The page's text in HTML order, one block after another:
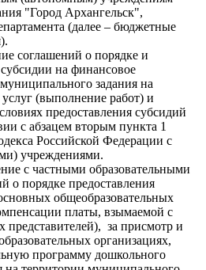
"Город Архангельск",
(далее – бюджетные
соглашений о порядке и
на финансовое
задания на
(выполнение работ) и
предоставления субсидий
с абзацем вторым пункта 1
Российской Федерации с
учреждениями.
с частными образовательными
о порядке предоставления
общеобразовательных
платы, взымаемой с
представителей), за присмотр и
организациях,
программу дошкольного